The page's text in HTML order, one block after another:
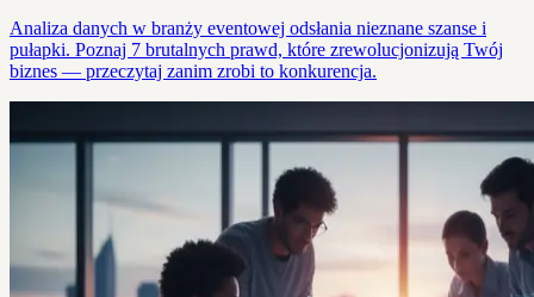
Analiza danych w branży eventowej odsłania nieznane szanse i
pułapki. Poznaj 7 brutalnych prawd, które zrewolucjonizują Twój
biznes — przeczytaj zanim zrobi to konkurencja.